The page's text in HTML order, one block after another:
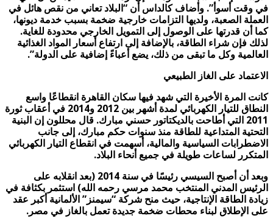
في وقت أسوأ”. وأضاف كالداس أن “البلاد تعاني من نقص هائل في
العملة الصعبة، ولديها التزامات خارجية ضخمة بسبب خدمة ديونها،
كما أن قدرتها على الوصول إلى التمويل الخارجي محدودة للغاية.
لذلك فإن شراء الطاقة، بالإضافة إلى ارتفاع أسعار المواد الغذائية
العالمية وكل ما تبقى من ذلك، يضع أعباءً إضافية على الدولة”.
الاعتماد على الغاز الطبيعي
كانت المرة الأخيرة التي شهد فيها سكان القاهرة انقطاعًا واسع
النطاق للتيار الكهربائي لمدة أشهر بين 2012 و2014 في أعقاب ثورة
2011 التي أطاحت بالديكتاتور حسني مبارك. قال محللون إن البنية
التحتية المتداعية للطاقة منذ سنوات حكم مبارك، إلى جانب
الاضطرابات السياسية والمالية، أسهمت في انقطاع التيار الكهربائي
المتكرر لساعات طويلة في جميع أنحاء البلاد.
وبعد أن أصبح السيسي رئيسًا في سنة 2014 (بعد انقلابه على
الرئيس المدني المنتخب محمد مرسي رحمه الله) استثمر بكثافة في
زيادة الطاقة الإنتاجية، حيث منح شركة “سيمنز” الألمانية أكبر عقد
على الإطلاق لبناء محطات ضخمة جديدة تعمل بالغاز في مصر.